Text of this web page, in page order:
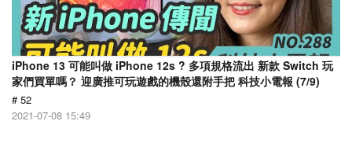
iPhone 13 可能叫做 iPhone 12s ? 多項規格流出 新款 Switch 玩
家們買單嗎？ 迎廣推可玩遊戲的機殼還附手把 科技小電報 (7/9)
# 52
2021-07-08 15:49